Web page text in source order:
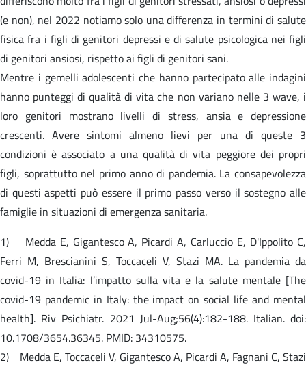
(e non), nel 2022 notiamo solo una differenza in termini di salute
fisica fra i figli di genitori depressi e di salute psicologica nei figli
di genitori ansiosi, rispetto ai figli di genitori sani.
Mentre i gemelli adolescenti che hanno partecipato alle indagini
hanno punteggi di qualità di vita che non variano nelle 3 wave, i
loro genitori mostrano livelli di stress, ansia e depressione
crescenti. Avere sintomi almeno lievi per una di queste 3
condizioni è associato a una qualità di vita peggiore dei propri
figli, soprattutto nel primo anno di pandemia. La consapevolezza
di questi aspetti può essere il primo passo verso il sostegno alle
famiglie in situazioni di emergenza sanitaria.
1) Medda E, Gigantesco A, Picardi A, Carluccio E, D'Ippolito C,
Ferri M, Brescianini S, Toccaceli V, Stazi MA. La pandemia da
covid-19 in Italia: l’impatto sulla vita e la salute mentale [The
covid-19 pandemic in Italy: the impact on social life and mental
health]. Riv Psichiatr. 2021 Jul-Aug;56(4):182-188. Italian. doi:
10.1708/3654.36345. PMID: 34310575.
2) Medda E, Toccaceli V, Gigantesco A, Picardi A, Fagnani C, Stazi